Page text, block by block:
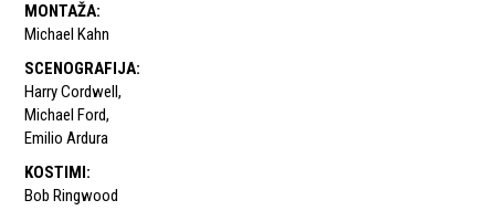
MONTAŽA:
Michael Kahn
SCENOGRAFIJA:
Harry Cordwell,
Michael Ford,
Emilio Ardura
KOSTIMI:
Bob Ringwood